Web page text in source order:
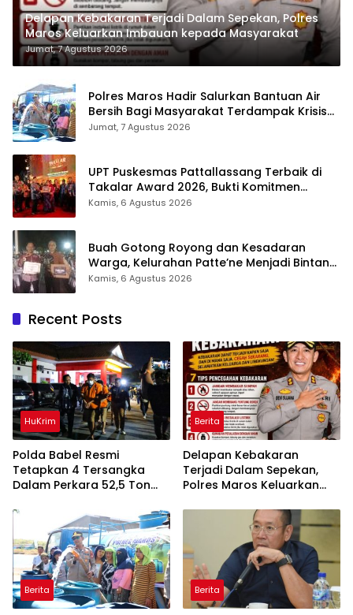
Delapan Kebakaran Terjadi Dalam Sepekan, Polres
Maros Keluarkan Imbauan kepada Masyarakat
Jumat, 7 Agustus 2026
Polres Maros Hadir Salurkan Bantuan Air
Bersih Bagi Masyarakat Terdampak Krisis
Air Bersih Di Maros
Jumat, 7 Agustus 2026
UPT Puskesmas Pattallassang Terbaik di
Takalar Award 2026, Bukti Komitmen
Hadirkan Pelayanan Kesehatan Berkualitas
Kamis, 6 Agustus 2026
Buah Gotong Royong dan Kesadaran
Warga, Kelurahan Patte’ne Menjadi Bintang
Takalar Award 2026
Kamis, 6 Agustus 2026
Recent Posts
HuKrim
Polda Babel Resmi
Tetapkan 4 Tersangka
Dalam Perkara 52,5 Ton
Belitung
Berita
Delapan Kebakaran
Terjadi Dalam Sepekan,
Polres Maros Keluarkan
Masyarakat
Berita Berita